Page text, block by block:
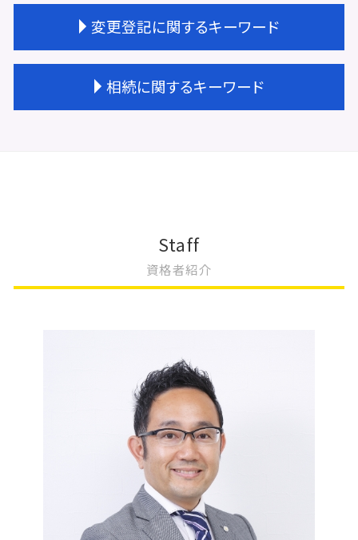
会社設立 流れ 司法書士
会社設立 ステップ
会社設立 手続き
会社設立 登記 期間
会社設立 スケジュール
会社設立 助成金
不動産登記 効力
大阪市 不動産登記
不動産登記費用 相続
不動産登記 売買
不動産登記 区分所有
不動産登記 勝手に変更
不動産登記 住所変更 義務化
不動産登記 住所変更
変更登記に関するキーワード
株式会社 変更登記 費用
相続 変更登記 費用
法人登記 名前 変更
根抵当権 変更登記 費用
法人登記 変更 期間
地上権 存続期間 変更登記
法人登記 代表者変更 必要書類
変更登記 地役権
相続に関するキーワード
相続 受け取り方
公正証書遺言 証人
相続 不動産 売却
相続 手続き 期限
相続放棄 手続き
不動産相続問題
相続 放棄 手続き
Staff
資格者紹介